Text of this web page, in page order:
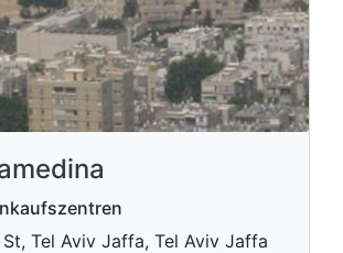
Tel Aviv Jaffa, Tel Aviv Jaffa